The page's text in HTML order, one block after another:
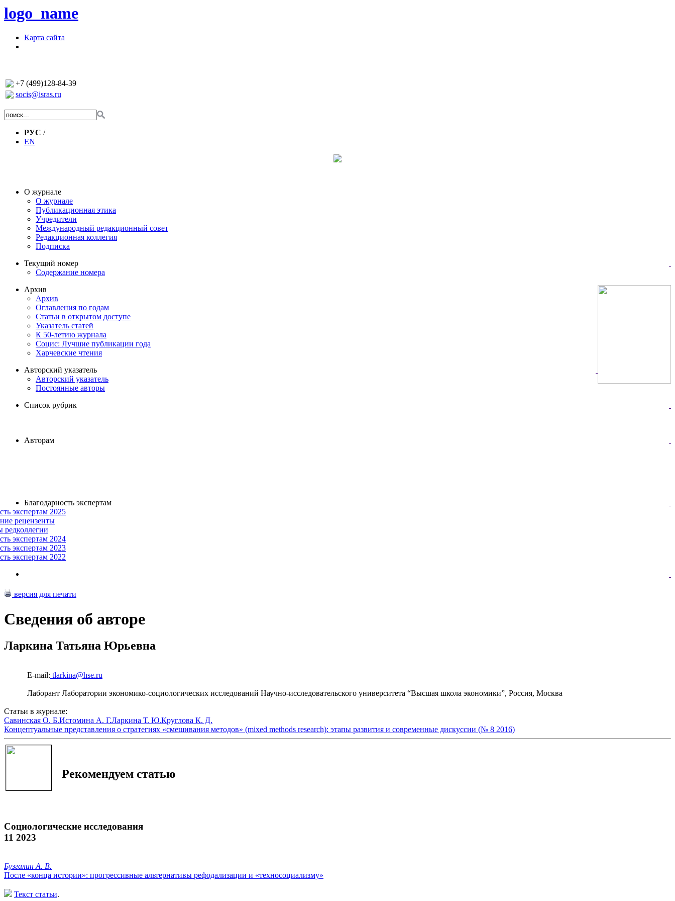
logo_name
Карта сайта
+7 (499)128-84-39
socis@isras.ru
РУС /
EN
О журнале
О журнале
Публикационная этика
Учредители
Международный редакционный совет
Редакционная коллегия
Подписка
Текущий номер
Содержание номера
Архив
Архив
Оглавления по годам
Статьи в открытом доступе
Указатель статей
К 50-летию журнала
Социс: Лучшие публикации года
Харчевские чтения
Авторский указатель
Авторский указатель
Постоянные авторы
Список рубрик
Авторам
Благодарность экспертам
экспертам 2025
рецензенты
редколлегии
экспертам 2024
экспертам 2023
экспертам 2022
версия для печати
Сведения об авторе
Ларкина Татьяна Юрьевна
E-mail: tlarkina@hse.ru
Лаборант Лаборатории экономико-социологических исследований Научно-исследовательского университета “Высшая школа экономики”, Россия, Москва
Статьи в журнале:
Савинская О. Б.Истомина А. Г.Ларкина Т. Ю.Круглова К. Д.
Концептуальные представления о стратегиях «смешивания методов» (mixed methods research): этапы развития и современные дискуссии (№ 8 2016)
Рекомендуем статью
Социологические исследования
11 2023
Бузгалин А. В.
После «конца истории»: прогрессивные альтернативы рефодализации и «техносоциализму»
Текст статьи.